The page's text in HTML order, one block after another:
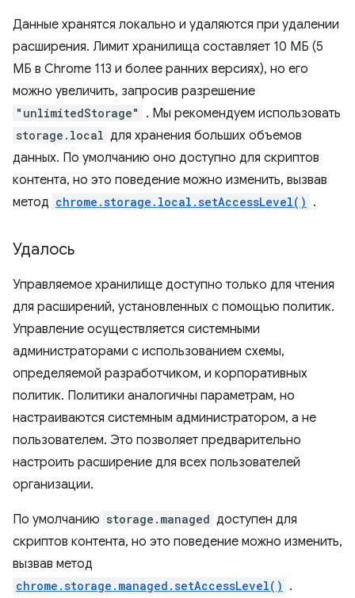
Данные хранятся локально и удаляются при удалении
расширения. Лимит хранилища составляет 10 МБ (5
МБ в Chrome 113 и более ранних версиях), но его
можно увеличить, запросив разрешение
"unlimitedStorage" . Мы рекомендуем использовать
storage.local для хранения больших объемов
данных. По умолчанию оно доступно для скриптов
контента, но это поведение можно изменить, вызвав
метод chrome.storage.local.setAccessLevel() .
Удалось
Управляемое хранилище доступно только для чтения
для расширений, установленных с помощью политик.
Управление осуществляется системными
администраторами с использованием схемы,
определяемой разработчиком, и корпоративных
политик. Политики аналогичны параметрам, но
настраиваются системным администратором, а не
пользователем. Это позволяет предварительно
настроить расширение для всех пользователей
организации.
По умолчанию storage.managed доступен для
скриптов контента, но это поведение можно изменить,
вызвав метод
chrome.storage.managed.setAccessLevel() .